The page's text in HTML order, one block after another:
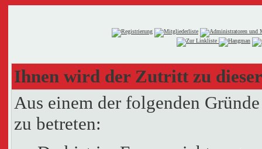
Ihnen wird der Zutritt zu
Aus einem der folgenden
zu betreten: